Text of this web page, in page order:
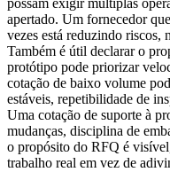
possam exigir múltiplas
apertado. Um fornecedor
vezes está reduzindo riscos,
Também é útil declarar o
protótipo pode priorizar
cotação de baixo volume
estáveis, repetibilidade de
Uma cotação de suporte à
mudanças, disciplina de
o propósito do RFQ é
trabalho real em vez de